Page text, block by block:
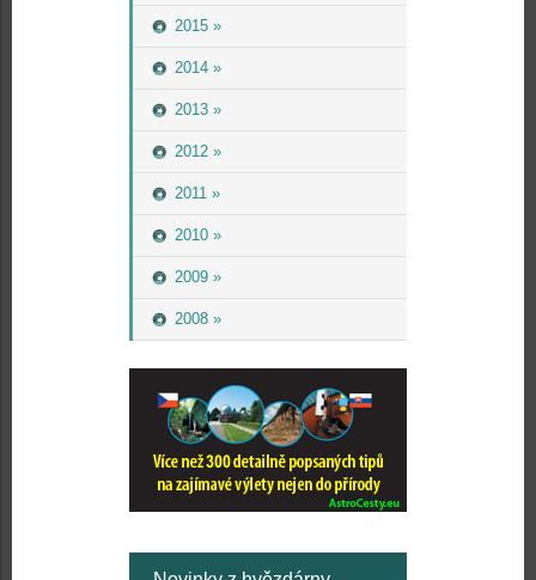
2015 »
2014 »
2013 »
2012 »
2011 »
2010 »
2009 »
2008 »